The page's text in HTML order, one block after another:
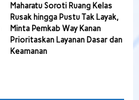
Maharatu Soroti Ruang Kelas
Rusak hingga Pustu Tak Layak,
Minta Pemkab Way Kanan
Prioritaskan Layanan Dasar dan
Keamanan